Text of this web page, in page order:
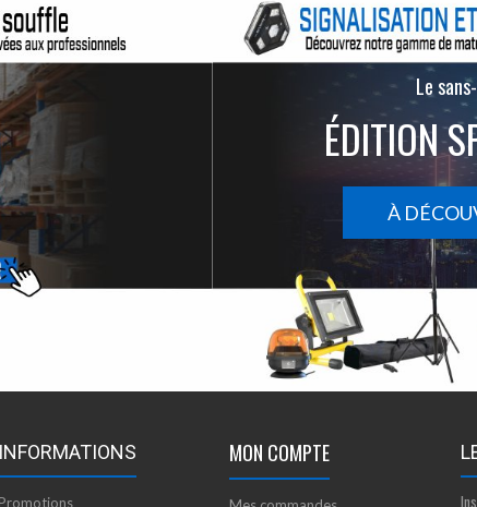
Le
ÉDITION
À
INFORMATIONS
Promotions
MON COMPTE